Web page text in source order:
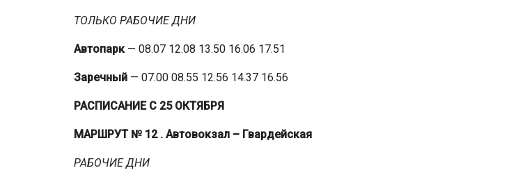
ТОЛЬКО РАБОЧИЕ ДНИ
Автопарк — 08.07 12.08 13.50 16.06 17.51
Заречный — 07.00 08.55 12.56 14.37 16.56
РАСПИСАНИЕ С 25 ОКТЯБРЯ
МАРШРУТ № 12 . Автовокзал – Гвардейская
РАБОЧИЕ ДНИ